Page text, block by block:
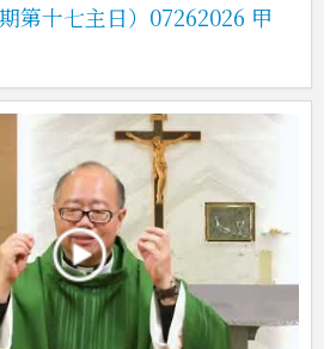
第十七主日）07262026 甲